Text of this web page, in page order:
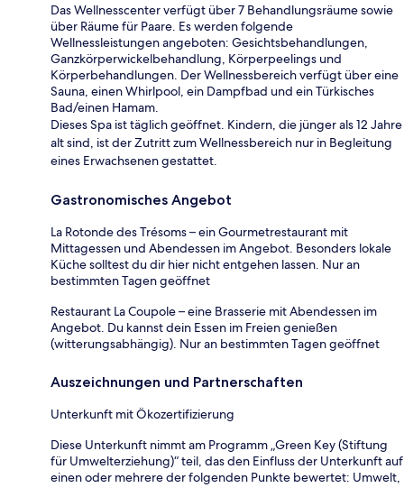
Das Wellnesscenter verfügt über 7 Behandlungsräume sowie
über Räume für Paare. Es werden folgende
Wellnessleistungen angeboten: Gesichtsbehandlungen,
Ganzkörperwickelbehandlung, Körperpeelings und
Körperbehandlungen. Der Wellnessbereich verfügt über eine
Sauna, einen Whirlpool, ein Dampfbad und ein Türkisches
Bad/einen Hamam.
Dieses Spa ist täglich geöffnet. Kindern, die jünger als 12 Jahre
alt sind, ist der Zutritt zum Wellnessbereich nur in Begleitung
eines Erwachsenen gestattet.
Gastronomisches Angebot
La Rotonde des Trésoms – ein Gourmetrestaurant mit
Mittagessen und Abendessen im Angebot. Besonders lokale
Küche solltest du dir hier nicht entgehen lassen. Nur an
bestimmten Tagen geöffnet
Restaurant La Coupole – eine Brasserie mit Abendessen im
Angebot. Du kannst dein Essen im Freien genießen
(witterungsabhängig). Nur an bestimmten Tagen geöffnet
Auszeichnungen und Partnerschaften
Unterkunft mit Ökozertifizierung
Diese Unterkunft nimmt am Programm „Green Key (Stiftung
für Umwelterziehung)“ teil, das den Einfluss der Unterkunft auf
einen oder mehrere der folgenden Punkte bewertet: Umwelt,